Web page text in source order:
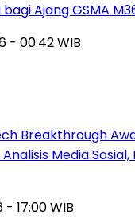
Ajang GSMA
- 00:42 WIB
Breakthrough
Media Sosial,
- 17:00 WIB